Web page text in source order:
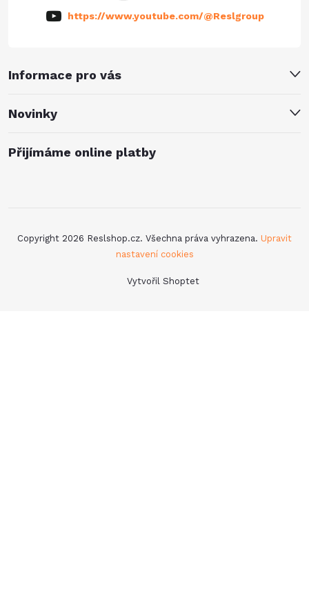
Informace pro vás
Novinky
https://www.youtube.com/@Reslgroup
Přijímáme online platby
Vytvořil Shoptet
Copyright 2026 Reslshop.cz. Všechna práva vyhrazena. Upravit
nastavení cookies